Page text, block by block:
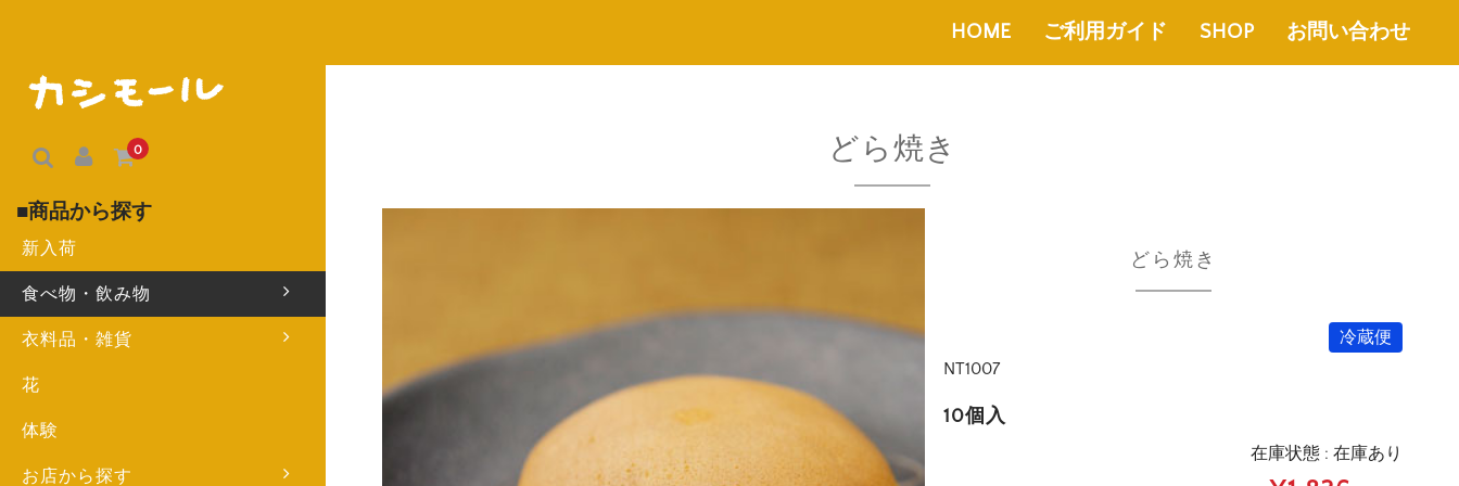
HOME ご利用ガイド SHOP お問い合わせ
0
商品から探す
新入荷
食べ物・飲み物
衣料品・雑貨
花
体験
お店から探す
どら焼き
どら焼き
冷蔵便
NT1007
10個入
在庫状態 : 在庫あり